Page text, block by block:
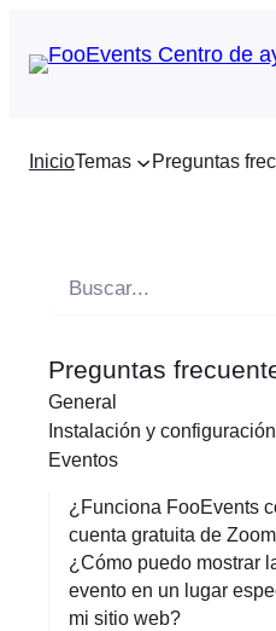
InicioTemas Preguntas
c
a
r
Preguntas
General
Instalación y configuración
Eventos
¿Funciona FooEvents
cuenta gratuita de
¿Cómo puedo mostrar
evento en un lugar
mi sitio web?